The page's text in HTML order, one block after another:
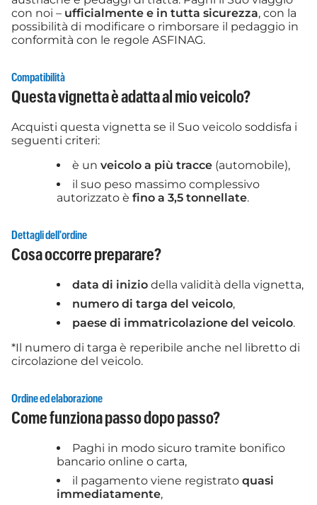
con noi – ufficialmente e in tutta sicurezza, con la
possibilità di modificare o rimborsare il pedaggio in
conformità con le regole ASFINAG.
Compatibilità
Questa vignetta è adatta al mio veicolo?
Acquisti questa vignetta se il Suo veicolo soddisfa i
seguenti criteri:
è un veicolo a più tracce (automobile),
il suo peso massimo complessivo
autorizzato è fino a 3,5 tonnellate.
Dettagli dell'ordine
Cosa occorre preparare?
data di inizio della validità della vignetta,
numero di targa del veicolo,
paese di immatricolazione del veicolo.
*Il numero di targa è reperibile anche nel libretto di
circolazione del veicolo.
Ordine ed elaborazione
Come funziona passo dopo passo?
Paghi in modo sicuro tramite bonifico
bancario online o carta,
il pagamento viene registrato quasi
immediatamente,